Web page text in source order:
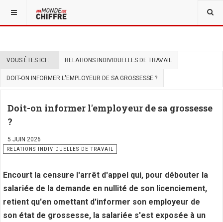
VOUS ÊTES ICI : RELATIONS INDIVIDUELLES DE TRAVAIL
DOIT-ON INFORMER L'EMPLOYEUR DE SA GROSSESSE ?
Doit-on informer l'employeur de sa grossesse
?
5 JUIN 2026
RELATIONS INDIVIDUELLES DE TRAVAIL
Encourt la censure l'arrêt d'appel qui, pour débouter la
salariée de la demande en nullité de son licenciement,
retient qu'en omettant d'informer son employeur de
son état de grossesse, la salariée s'est exposée à un